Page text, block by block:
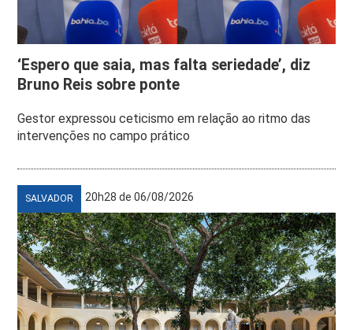
‘Espero que saia, mas falta seriedade’, diz
Bruno Reis sobre ponte
Gestor expressou ceticismo em relação ao ritmo das
intervenções no campo prático
SALVADOR 20h28 de 06/08/2026